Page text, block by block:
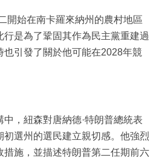
開始在南卡羅來納州的農村地區
是為了鞏固其作為民主黨重建過
引發了關於他可能在2028年競
，紐森對唐納德·特朗普總統表
選州的選民建立親切感。他強烈
措施，並描述特朗普第二任期前六